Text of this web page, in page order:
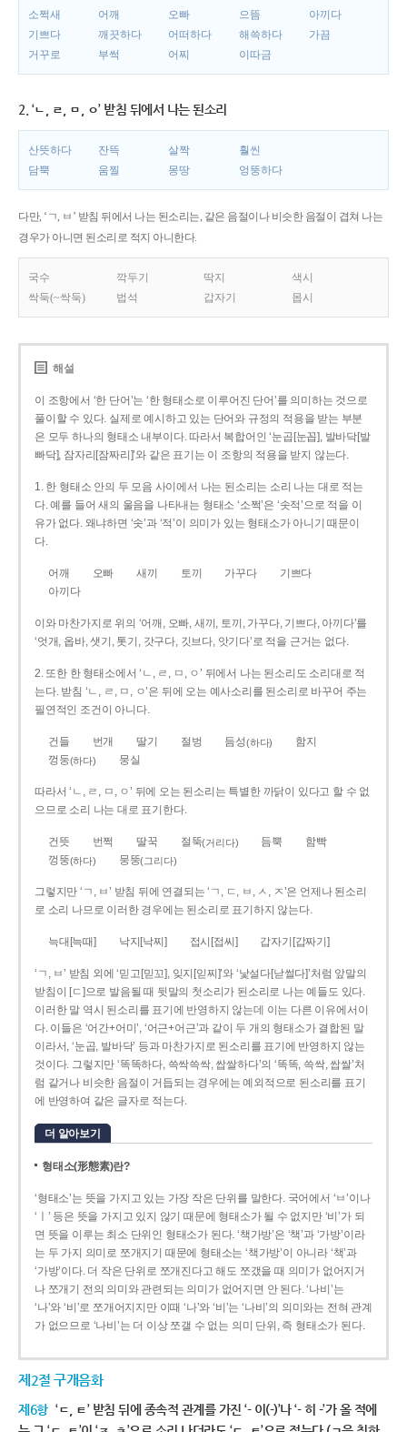
소쩍새 어깨 오빠 으뜸
아끼다
기쁘다
깨끗하다 어떠하다 해쓱하다
가끔
거꾸로
부썩 어찌 이따금
2. ‘ㄴ, ㄹ, ㅁ, ㅇ’ 받침 뒤에서 나는 된소리
산뜻하다 잔뜩 살짝
훨씬
담뿍
움찔 몽땅 엉뚱하다
다만, ‘ㄱ, ㅂ’ 받침 뒤에서 나는 된소리는, 같은 음절이나 비슷한 음절이 겹쳐 나는
경우가 아니면 된소리로 적지 아니한다.
국수 깍두기 딱지
색시
싹둑(~싹둑)
법석 갑자기 몹시
해설
이 조항에서 ‘한 단어’는 ‘한 형태소로 이루어진 단어’를 의미하는 것으로
풀이할 수 있다. 실제로 예시하고 있는 단어와 규정의 적용을 받는 부분
은 모두 하나의 형태소 내부이다. 따라서 복합어인 ‘눈곱[눈꼽], 발바닥[발
빠닥], 잠자리[잠짜리]’와 같은 표기는 이 조항의 적용을 받지 않는다.
1. 한 형태소 안의 두 모음 사이에서 나는 된소리는 소리 나는 대로 적는
다. 예를 들어 새의 울음을 나타내는 형태소 ‘소쩍’은 ‘솟적’으로 적을 이
유가 없다. 왜냐하면 ‘솟’과 ‘적’이 의미가 있는 형태소가 아니기 때문이
다.
어깨 오빠 새끼 토끼 가꾸다
기쁘다
아끼다
이와 마찬가지로 위의 ‘어깨, 오빠, 새끼, 토끼, 가꾸다, 기쁘다, 아끼다’를
‘엇개, 옵바, 샛기, 톳기, 갓구다, 깃브다, 앗기다’로 적을 근거는 없다.
2. 또한 한 형태소에서 ‘ㄴ, ㄹ, ㅁ, ㅇ’ 뒤에서 나는 된소리도 소리대로 적
는다. 받침 ‘ㄴ, ㄹ, ㅁ, ㅇ’은 뒤에 오는 예사소리를 된소리로 바꾸어 주는
필연적인 조건이 아니다.
건들 번개 딸기 절벙 듬성(하다)
함지
껑둥(하다) 뭉실
따라서 ‘ㄴ, ㄹ, ㅁ, ㅇ’ 뒤에 오는 된소리는 특별한 까닭이 있다고 할 수 없
으므로 소리 나는 대로 표기한다.
건뜻 번쩍 딸꾹 절뚝(거리다) 듬뿍
함빡
껑뚱(하다) 뭉뚱(그리다)
그렇지만 ‘ㄱ, ㅂ’ 받침 뒤에 연결되는 ‘ㄱ, ㄷ, ㅂ, ㅅ, ㅈ’은 언제나 된소리
로 소리 나므로 이러한 경우에는 된소리로 표기하지 않는다.
늑대[늑때] 낙지[낙찌] 접시[접씨] 갑자기[갑짜기]
‘ㄱ, ㅂ’ 받침 외에 ‘믿고[믿꼬], 잊지[읻찌]’와 ‘낯설다[낟썰다]’처럼 앞말의
받침이 [ㄷ]으로 발음될 때 뒷말의 첫소리가 된소리로 나는 예들도 있다.
이러한 말 역시 된소리를 표기에 반영하지 않는데 이는 다른 이유에서이
다. 이들은 ‘어간+어미’, ‘어근+어근’과 같이 두 개의 형태소가 결합된 말
이라서, ‘눈곱, 발바닥’ 등과 마찬가지로 된소리를 표기에 반영하지 않는
것이다. 그렇지만 ‘똑똑하다, 쓱싹쓱싹, 쌉쌀하다’의 ‘똑똑, 쓱싹, 쌉쌀’처
럼 같거나 비슷한 음절이 거듭되는 경우에는 예외적으로 된소리를 표기
에 반영하여 같은 글자로 적는다.
더 알아보기
형태소(形態素)란?
‘형태소’는 뜻을 가지고 있는 가장 작은 단위를 말한다. 국어에서 ‘ㅂ’이나
‘ㅣ’ 등은 뜻을 가지고 있지 않기 때문에 형태소가 될 수 없지만 ‘비’가 되
면 뜻을 이루는 최소 단위인 형태소가 된다. ‘책가방’은 ‘책’과 ‘가방’이라
는 두 가지 의미로 쪼개지기 때문에 형태소는 ‘책가방’이 아니라 ‘책’과
‘가방’이다. 더 작은 단위로 쪼개진다고 해도 쪼갰을 때 의미가 없어지거
나 쪼개기 전의 의미와 관련되는 의미가 없어지면 안 된다. ‘나비’는
‘나’와 ‘비’로 쪼개어지지만 이때 ‘나’와 ‘비’는 ‘나비’의 의미와는 전혀 관계
가 없으므로 ‘나비’는 더 이상 쪼갤 수 없는 의미 단위, 즉 형태소가 된다.
제2절 구개음화
제6항 ‘ㄷ, ㅌ’ 받침 뒤에 종속적 관계를 가진 ‘- 이(-)’나 ‘- 히 -’가 올 적에